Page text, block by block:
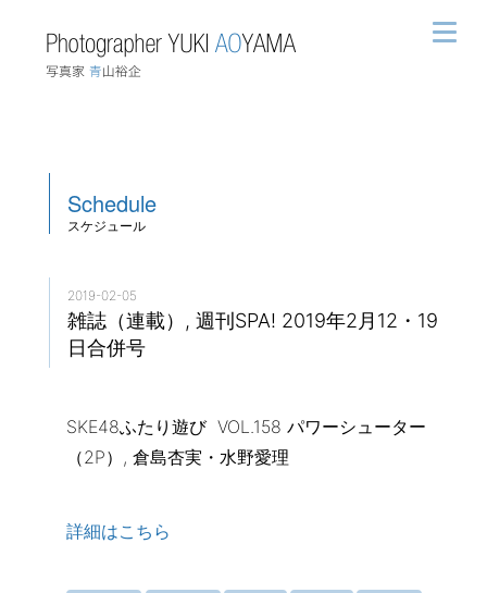
Schedule
スケジュール
2019-02-05
雑誌（連載）, 週刊SPA! 2019年2月12・19
日合併号
SKE48ふたり遊び VOL.158 パワーシューター
（2P）, 倉島杏実・水野愛理
詳細はこちら